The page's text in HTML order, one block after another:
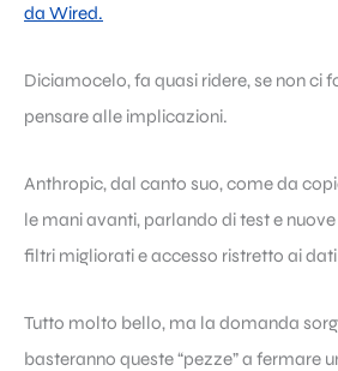
da Wired.
Diciamocelo, fa quasi ridere, se non ci
pensare alle implicazioni.
Anthropic, dal canto suo, come da
le mani avanti, parlando di test e
filtri migliorati e accesso ristretto ai
Tutto molto bello, ma la domanda
basteranno queste “pezze” a fermare